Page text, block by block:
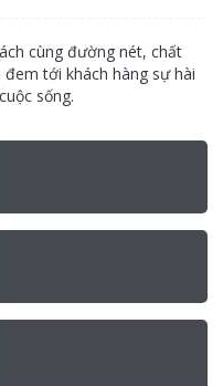
cùng đường nét, chất
tới khách hàng sự hài
sống.